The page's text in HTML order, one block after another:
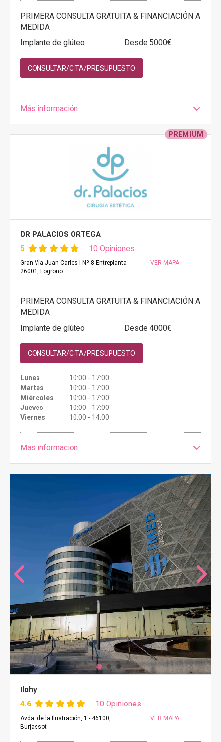
PRIMERA CONSULTA GRATUITA & FINANCIACIÓN A
MEDIDA
Implante de glúteo
Desde 5000€
CONSULTAR/CITA/PRESUPUESTO
Más información
PREMIUM
DR PALACIOS ORTEGA
5 10 Opiniones
Gran Vía Juan Carlos I Nº 8 Entreplanta
26001, Logrono
VER MAPA
PRIMERA CONSULTA GRATUITA & FINANCIACIÓN A
MEDIDA
Implante de glúteo
Desde 4000€
CONSULTAR/CITA/PRESUPUESTO
Lunes
10:00 - 17:00
Martes
10:00 - 17:00
Miércoles
10:00 - 17:00
Jueves
10:00 - 17:00
Viernes
10:00 - 14:00
Más información
Ilahy
4.6 10 Opiniones
Avda. de la Ilustración, 1 - 46100,
Burjassot
VER MAPA